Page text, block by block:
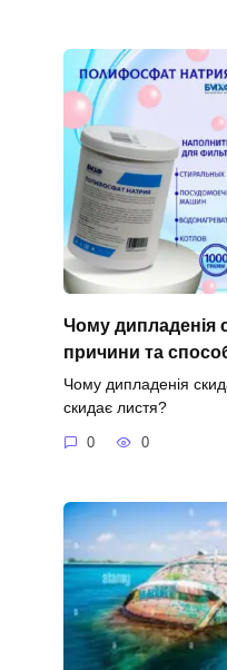
Чому дипладенія
причини та
Чому дипладенія
скидає листя?
0 0